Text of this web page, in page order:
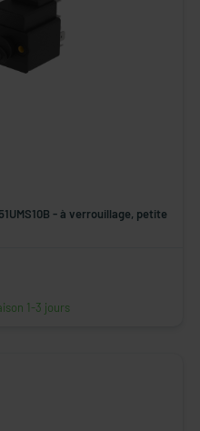
- à verrouillage, petite
1-3 jours